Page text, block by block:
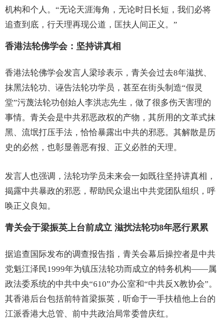
机构和个人。“无论天涯海角，无论时日长短，我们必将
追查到底，行天理再现公道，匡扶人间正义。”
香港法轮佛学会：坚持讲真相
香港法轮佛学会发言人梁珍表示，青关会过去8年滋扰、
抹黑法轮功、诬告法轮功学员，甚至在街头制造“假灵
堂”污蔑法轮功创始人李洪志先生，做了很多伤天害理的
事情。青关会是中共邪恶政权的产物，其所用的文革式抹
黑、流氓打压手法，恰恰暴露出中共的邪恶。其解散是历
史的必然，也彰显善恶有报、正义必胜的天理。
发言人也强调，法轮功学员未来会一如既往坚持讲真相，
揭露中共暴政的邪恶，帮助民众退出中共党团队组织，呼
唤正义良知。
青关会于梁振英上台前成立 滋扰法轮功8年恶行累累
据追查国际发布的调查报告指，青关会幕后操控者是中共
党魁江泽民1999年为镇压法轮功而成立的特务机构——属
政法委系统的中共中央“610”办公室和“中共反X教协会”。
其香港后台包括前特首梁振英，听命于一手扶植他上台的
江派香港大总管、前中共政治局常委曾庆红。